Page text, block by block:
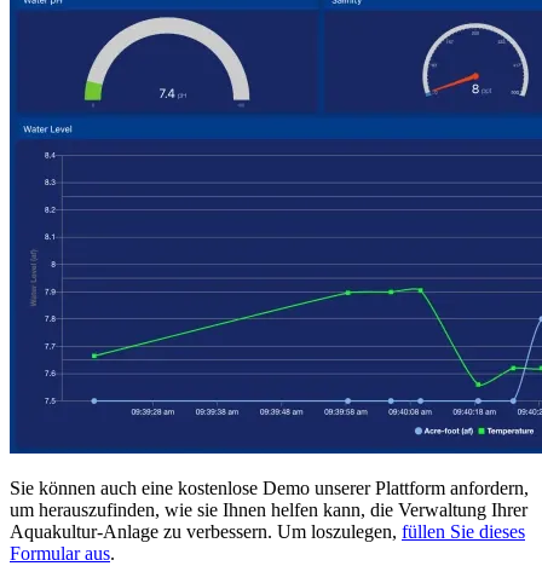
Sie können auch eine kostenlose Demo unserer Plattform anfordern,
um herauszufinden, wie sie Ihnen helfen kann, die Verwaltung Ihrer
Aquakultur-Anlage zu verbessern. Um loszulegen, füllen Sie dieses
Formular aus.